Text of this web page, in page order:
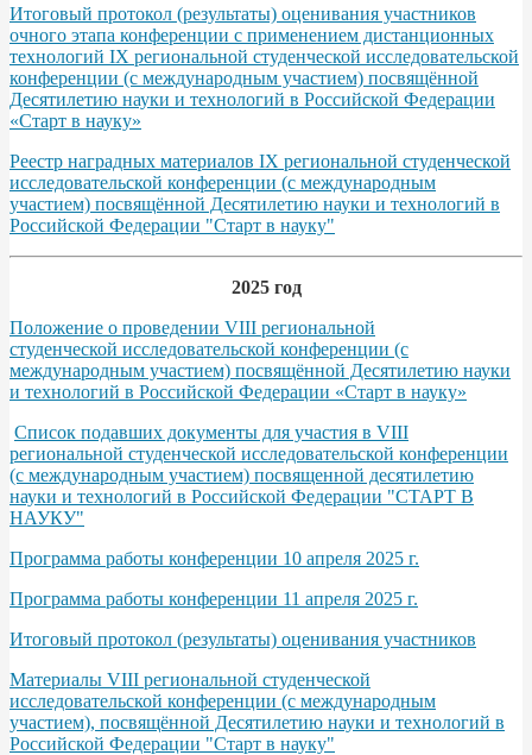
Итоговый протокол (результаты) оценивания участников
очного этапа конференции с применением дистанционных
технологий IХ региональной студенческой исследовательской
конференции (с международным участием) посвящённой
Десятилетию науки и технологий в Российской Федерации
«Старт в науку»
Реестр наградных материалов IХ региональной студенческой
исследовательской конференции (с международным
участием) посвящённой Десятилетию науки и технологий в
Российской Федерации "Старт в науку"
2025 год
Положение о проведении VIII региональной
студенческой исследовательской конференции (с
международным участием) посвящённой Десятилетию науки
и технологий в Российской Федерации «Старт в науку»
Список подавших документы для участия в VIII
региональной студенческой исследовательской конференции
(с международным участием) посвященной десятилетию
науки и технологий в Российской Федерации "СТАРТ В
НАУКУ"
Программа работы конференции 10 апреля 2025 г.
Программа работы конференции 11 апреля 2025 г.
Итоговый протокол (результаты) оценивания участников
Материалы VIII региональной студенческой
исследовательской конференции (с международным
участием), посвящённой Десятилетию науки и технологий в
Российской Федерации "Старт в науку"